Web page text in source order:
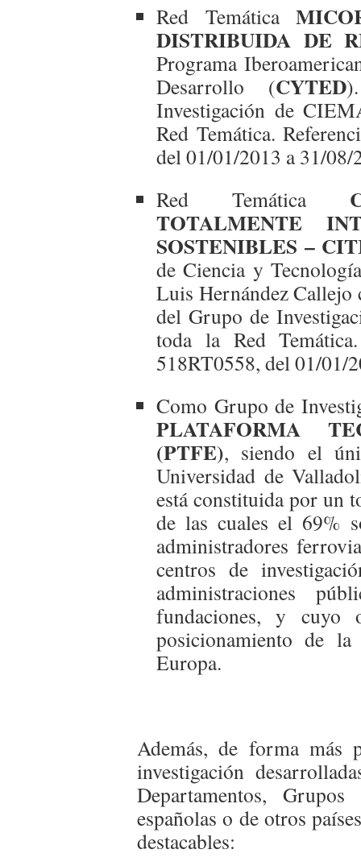
Red Temática
DISTRIBUIDA DE
Programa
Desarrollo (CYTED
Investigación de
Red Temática.
del 01/01/2013 a 31/08/
Red Temática
TOTALMENTE
SOSTENIBLES –
de Ciencia y
Luis Hernández Callejo
del Grupo de
toda la Red
518RT0558, del 01/01/
Como Grupo de
PLATAFORMA
(PTFE), siendo el
Universidad de
está constituida por un
de las cuales el 69%
administradores
centros de
administraciones
fundaciones, y cuyo
posicionamiento de
Europa.
Además, de forma más
investigación
Departamentos,
españolas o de otros
destacables: